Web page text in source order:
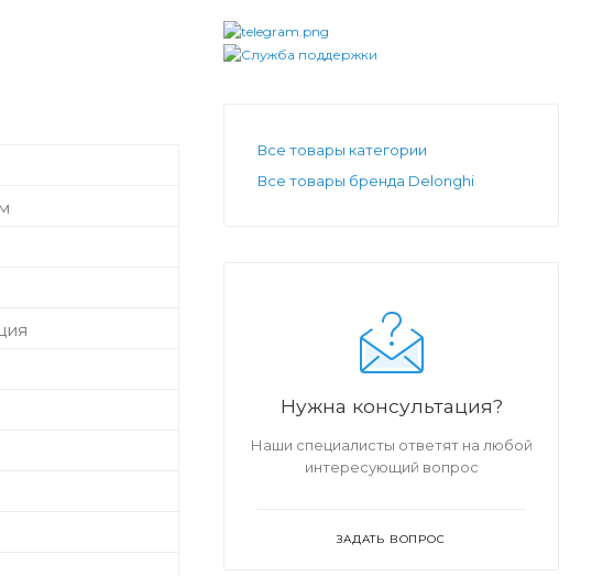
Все товары категории
Все товары бренда Delonghi
Нужна консультация?
Наши специалисты ответят на любой
интересующий вопрос
ЗАДАТЬ ВОПРОС